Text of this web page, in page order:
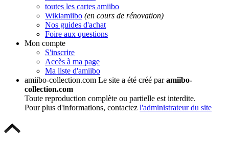
toutes les cartes amiibo
Wikiamiibo (en cours de rénovation)
Nos guides d'achat
Foire aux questions
Mon compte
S'inscrire
Accès à ma page
Ma liste d'amiibo
amiibo-collection.com Le site a été créé paramiibo-
collection.com
Toute reproduction complète ou partielle est interdite.
Pour plus d'informations, contactez l'administrateur du site